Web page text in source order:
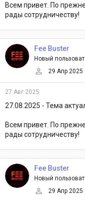
Всем привет. По
рады сотрудничеству!
Fee Buster
Новый
29 Апр 2025
27 Авг 2025
27.08.2025 - Тема
Всем привет. По
рады сотрудничеству!
Fee Buster
Новый
29 Апр 2025